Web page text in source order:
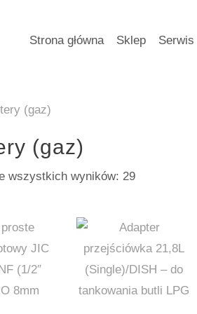
Strona główna Sklep Serwis
(gaz)
(gaz)
wszystkich wyników: 29Posortowane